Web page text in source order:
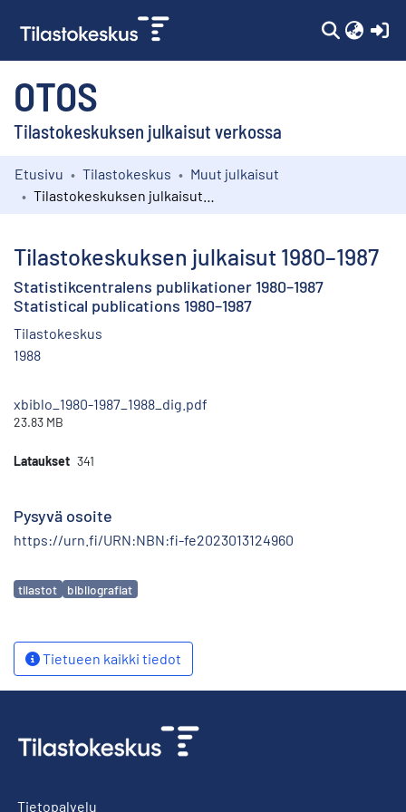
OTOS
Tilastokeskuksen julkaisut verkossa
Kokoelmat
Etusivu Tilastokeskus
Muut julkaisut
Tilastokeskuksen julkaisut 1980–1987
Statistikcentralens publikationer 1980–1987
Statistical publications 1980–1987
Tilastokeskus
1988
xbiblo_1980-1987_1988_dig.pdf
23.83 MB
Lataukset 341
Pysyvä osoite
https://urn.fi/URN:NBN:fi-fe2023013124960
Avainsanat
tilastot bibliografiat
Tietueen kaikki tiedot
Tietopalvelu